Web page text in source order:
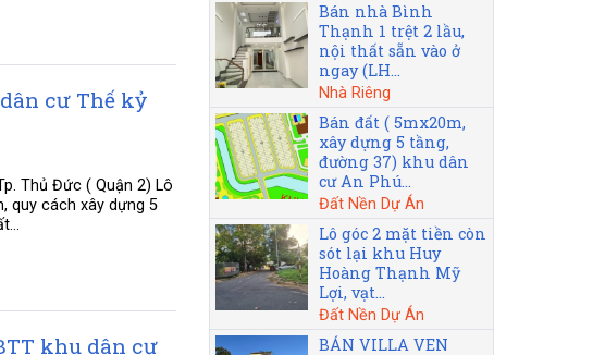
cư Thế kỷ
Thủ Đức ( Quận 2) Lô
quy cách xây dựng 5
khu dân cư
Bán nhà Bình
Thạnh 1 trệt 2 lầu,
nội thất sẵn vào ở
ngay (LH...
Nhà Riêng
Bán đất ( 5mx20m,
xây dựng 5 tầng,
đường 37) khu dân
cư An Phú...
Đất Nền Dự Án
Lô góc 2 mặt tiền còn
sót lại khu Huy
Hoàng Thạnh Mỹ
Lợi, vạt...
Đất Nền Dự Án
BÁN VILLA VEN